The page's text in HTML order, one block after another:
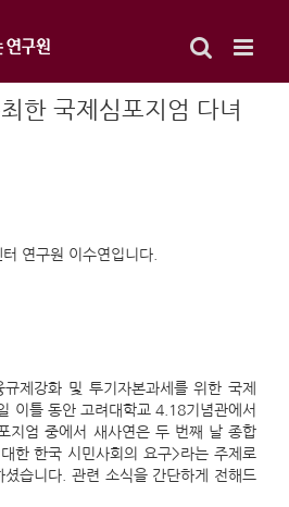
한 국제심포지엄 다녀
연구원 이수연입니다.
규제강화 및 투기자본과세를 위한 국제
이틀 동안 고려대학교 4.18기념관에서
지엄 중에서 새사연은 두 번째 날 종합
한 한국 시민사회의 요구>라는 주제로
습니다. 관련 소식을 간단하게 전해드